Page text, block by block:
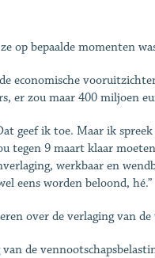
op bepaalde momenten
economische
er zou maar 400 miljoen
geef ik toe. Maar ik
tegen 9 maart klaar
werkbaar en
eens worden beloond, hé.”
over de verlaging van
de